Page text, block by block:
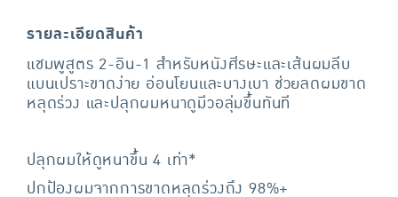
รายละเอียดสินค้า
แชมพูสูตร 2-อิน-1 สำหรับหนังศีรษะและเส้นผมลีบ
แบนเปราะขาดง่าย อ่อนโยนและบางเบา ช่วยลดผมขาด
หลุดร่วง และปลุกผมหนาดูมีวอลุ่มขึ้นทันที
ปลุกผมให้ดูหนาขึ้น 4 เท่า*
ปกป้องผมจากการขาดหลุดร่วงถึง 98%+